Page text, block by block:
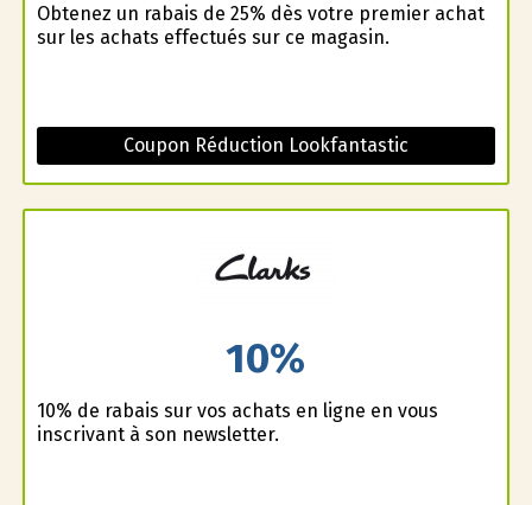
Obtenez un rabais de 25% dès votre premier achat
sur les achats effectués sur ce magasin.
Coupon Réduction Lookfantastic
10%
10% de rabais sur vos achats en ligne en vous
inscrivant à son newsletter.